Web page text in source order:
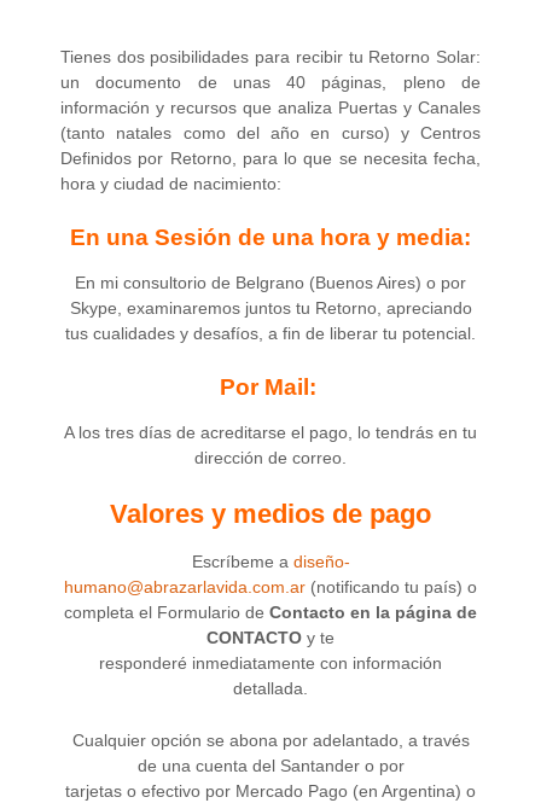
Tienes dos posibilidades para recibir tu Retorno Solar:
un documento de unas 40 páginas, pleno de
información y recursos que analiza Puertas y Canales
(tanto natales como del año en curso) y Centros
Definidos por Retorno, para lo que se necesita fecha,
hora y ciudad de nacimiento:
En una Sesión de una hora y media:
En mi consultorio de Belgrano (Buenos Aires) o por
Skype, examinaremos juntos tu Retorno, apreciando
tus cualidades y desafíos, a fin de liberar tu potencial.
Por Mail:
A los tres días de acreditarse el pago, lo tendrás en tu
dirección de correo.
Valores y medios de pago
Escríbeme a diseño-
humano@abrazarlavida.com.ar (notificando tu país) o
completa el Formulario de Contacto en la página de
CONTACTO y te
responderé inmediatamente con información
detallada.
Cualquier opción se abona por adelantado, a través
de una cuenta del Santander o por
tarjetas o efectivo por Mercado Pago (en Argentina) o